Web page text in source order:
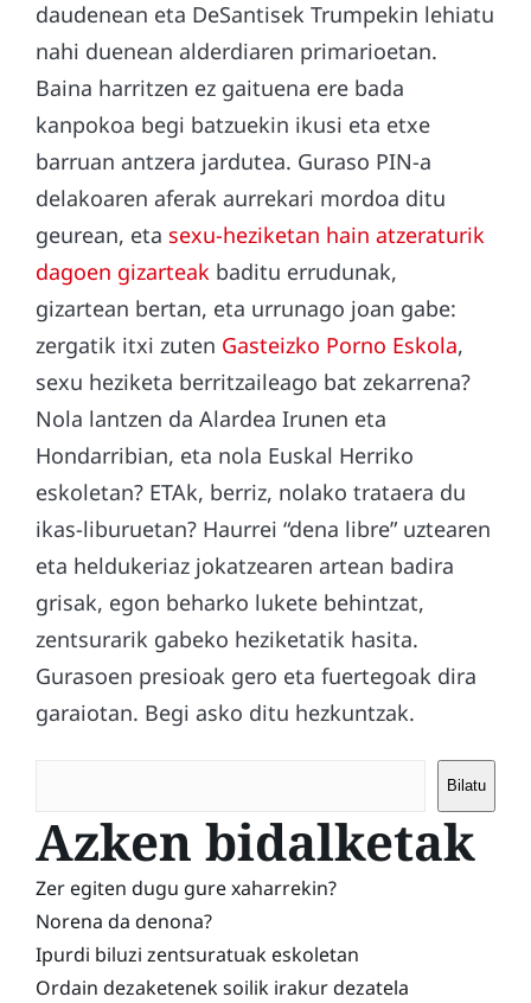
daudenean eta DeSantisek Trumpekin lehiatu
nahi duenean alderdiaren primarioetan.
Baina harritzen ez gaituena ere bada
kanpokoa begi batzuekin ikusi eta etxe
barruan antzera jardutea. Guraso PIN-a
delakoaren aferak aurrekari mordoa ditu
geurean, eta sexu-heziketan hain atzeraturik
dagoen gizarteak baditu errudunak,
gizartean bertan, eta urrunago joan gabe:
zergatik itxi zuten Gasteizko Porno Eskola,
sexu heziketa berritzaileago bat zekarrena?
Nola lantzen da Alardea Irunen eta
Hondarribian, eta nola Euskal Herriko
eskoletan? ETAk, berriz, nolako trataera du
ikas-liburuetan? Haurrei “dena libre” uztearen
eta heldukeriaz jokatzearen artean badira
grisak, egon beharko lukete behintzat,
zentsurarik gabeko heziketatik hasita.
Gurasoen presioak gero eta fuertegoak dira
garaiotan. Begi asko ditu hezkuntzak.
Bilatu
Azken bidalketak
Zer egiten dugu gure xaharrekin?
Norena da denona?
Ipurdi biluzi zentsuratuak eskoletan
Ordain dezaketenek soilik irakur dezatela